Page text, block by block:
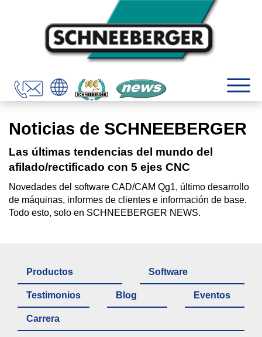
Noticias de SCHNEEBERGER
Las últimas tendencias del mundo del
afilado/rectificado con 5 ejes CNC
Novedades del software CAD/CAM Qg1, último desarrollo
de máquinas, informes de clientes e información de base.
Todo esto, solo en SCHNEEBERGER NEWS.
Productos Software
Testimonios Blog Eventos
Carrera